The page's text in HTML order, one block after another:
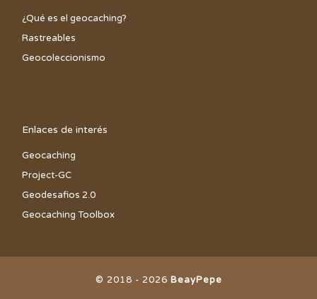
¿Qué es el geocaching?
Rastreables
Geocoleccionismo
Enlaces de interés
Geocaching
Project-GC
Geodesafios 2.0
Geocaching Toolbox
© 2018 - 2026 BeayPepe